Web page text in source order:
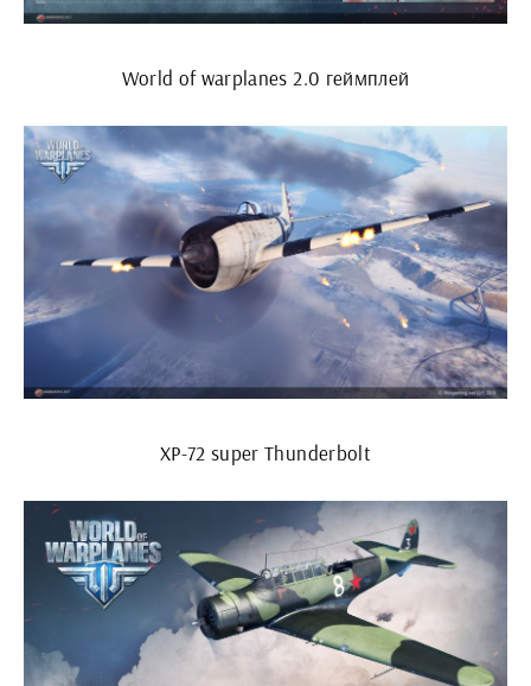
World of warplanes 2.0 геймплей
XP-72 super Thunderbolt